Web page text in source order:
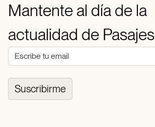
Mantente al día de la
actualidad de Pasajes
Suscribirme